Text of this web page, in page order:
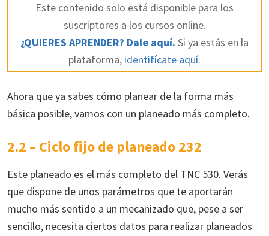
Este contenido solo está disponible para los
suscriptores a los cursos online.
¿QUIERES APRENDER? Dale aquí. Si ya estás en la
plataforma, identifícate aquí.
Ahora que ya sabes cómo planear de la forma más
básica posible, vamos con un planeado más completo.
2.2 – Ciclo fijo de planeado 232
Este planeado es el más completo del TNC 530. Verás
que dispone de unos parámetros que te aportarán
mucho más sentido a un mecanizado que, pese a ser
sencillo, necesita ciertos datos para realizar planeados